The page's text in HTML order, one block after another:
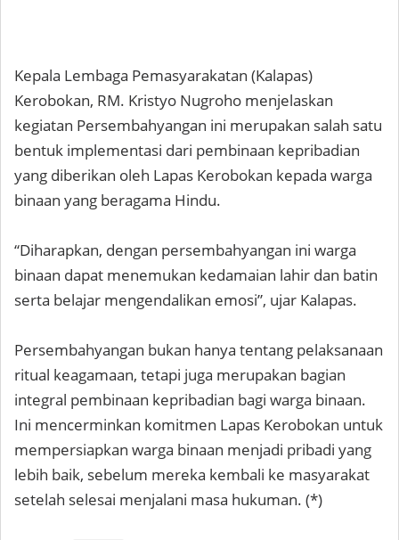
Kepala Lembaga Pemasyarakatan (Kalapas)
Kerobokan, RM. Kristyo Nugroho menjelaskan
kegiatan Persembahyangan ini merupakan salah satu
bentuk implementasi dari pembinaan kepribadian
yang diberikan oleh Lapas Kerobokan kepada warga
binaan yang beragama Hindu.
“Diharapkan, dengan persembahyangan ini warga
binaan dapat menemukan kedamaian lahir dan batin
serta belajar mengendalikan emosi”, ujar Kalapas.
Persembahyangan bukan hanya tentang pelaksanaan
ritual keagamaan, tetapi juga merupakan bagian
integral pembinaan kepribadian bagi warga binaan.
Ini mencerminkan komitmen Lapas Kerobokan untuk
mempersiapkan warga binaan menjadi pribadi yang
lebih baik, sebelum mereka kembali ke masyarakat
setelah selesai menjalani masa hukuman. (*)